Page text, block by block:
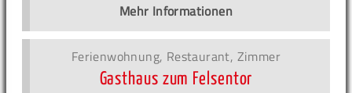
Mehr Informationen
Ferienwohnung, Restaurant, Zimmer
Gasthaus zum Felsentor